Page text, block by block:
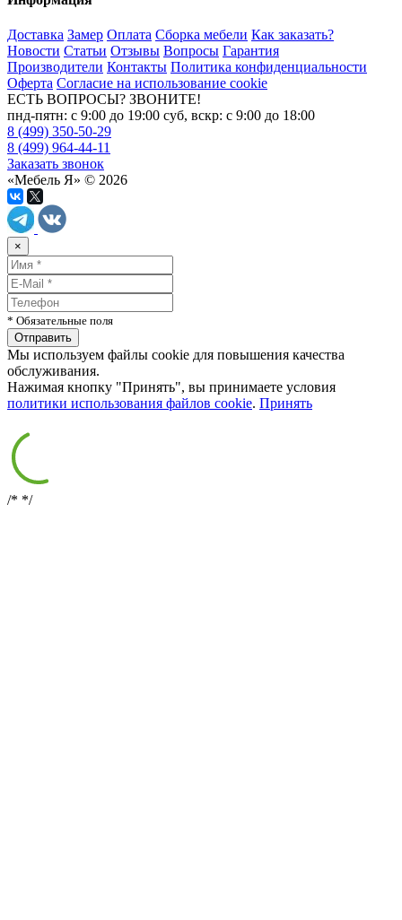
Доставка Замер Оплата Сборка мебели Как заказать?
Новости Статьи Отзывы Вопросы Гарантия
Производители Контакты Политика конфиденциальности
Оферта Согласие на использование cookie
ЕСТЬ ВОПРОСЫ? ЗВОНИТЕ!
пнд-пятн: с 9:00 до 19:00 суб, вскр: с 9:00 до 18:00
8 (499) 350-50-29
8 (499) 964-44-11
Заказать звонок
«Мебель Я» © 2026
×
* Обязательные поля
Мы используем файлы cookie для повышения качества
обслуживания.
Нажимая кнопку "Принять", вы принимаете условия
политики использования файлов cookie. Принять
/* */